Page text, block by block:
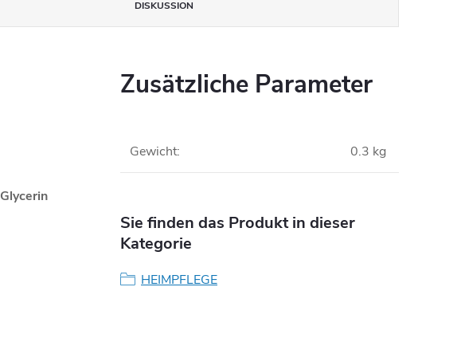
DISKUSSION
Glycerin
Zusätzliche Parameter
Gewicht: 0.3 kg
Sie finden das Produkt in dieser
Kategorie
HEIMPFLEGE